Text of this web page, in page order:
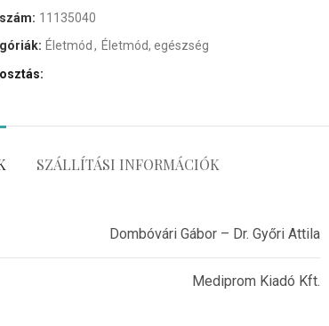
11135040
Életmód , Életmód, egészség
SZÁLLÍTÁSI INFORMÁCIÓK
Dombóvári Gábor – Dr. Győri Attila
Mediprom Kiadó Kft.